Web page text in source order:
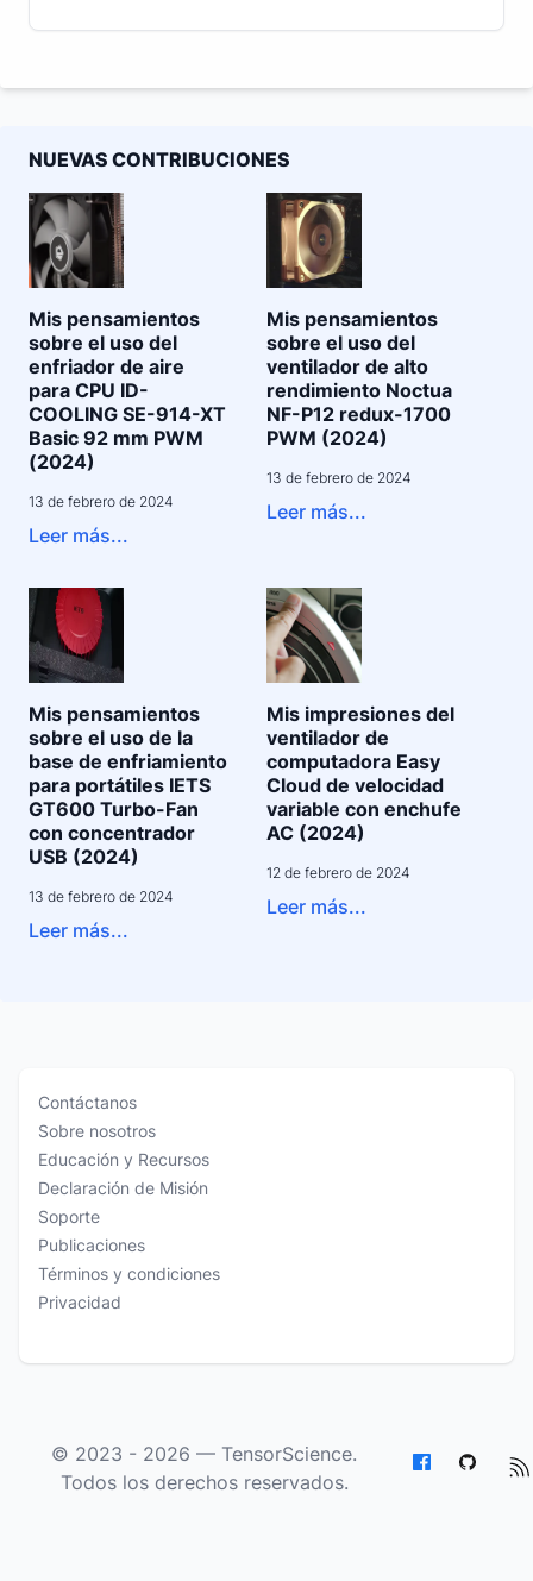
NUEVAS CONTRIBUCIONES
Mis pensamientos
sobre el uso del
enfriador de aire
para CPU ID-
COOLING SE-914-XT
Basic 92 mm PWM
(2024)
13 de febrero de 2024
Leer más...
Mis pensamientos
sobre el uso del
ventilador de alto
rendimiento Noctua
NF-P12 redux-1700
PWM (2024)
13 de febrero de 2024
Leer más...
Mis pensamientos
sobre el uso de la
base de enfriamiento
para portátiles IETS
GT600 Turbo-Fan
con concentrador
USB (2024)
13 de febrero de 2024
Leer más...
Mis impresiones del
ventilador de
computadora Easy
Cloud de velocidad
variable con enchufe
AC (2024)
12 de febrero de 2024
Leer más...
Contáctanos
Sobre nosotros
Educación y Recursos
Declaración de Misión
Soporte
Publicaciones
Términos y condiciones
Privacidad
© 2023 - 2026 — TensorScience.
Todos los derechos reservados.